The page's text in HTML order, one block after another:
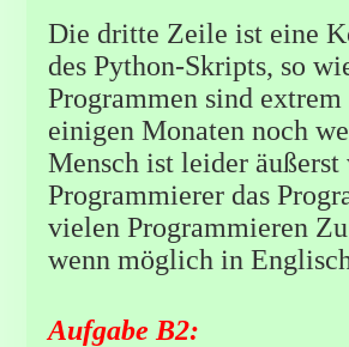
Die dritte Zeile ist eine
des Python-Skripts, so
Programmen sind
einigen Monaten noch
Mensch ist leider
Programmierer das
vielen Programmieren
wenn möglich in
Aufgabe B2: